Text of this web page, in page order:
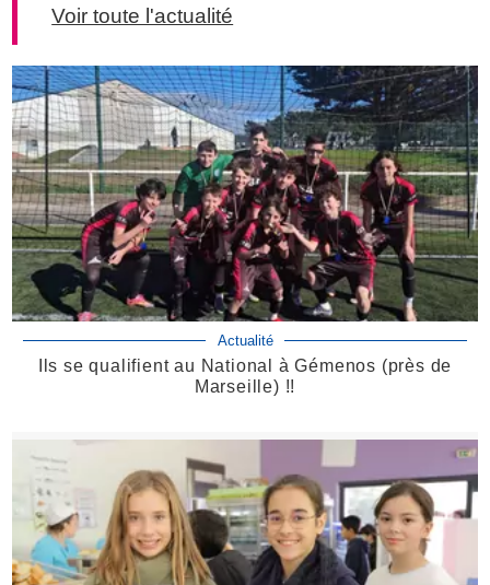
Voir toute l'actualité
Actualité
Ils se qualifient au National à Gémenos (près de
Marseille) !!